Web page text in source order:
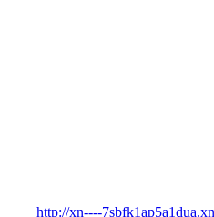
http://xn----